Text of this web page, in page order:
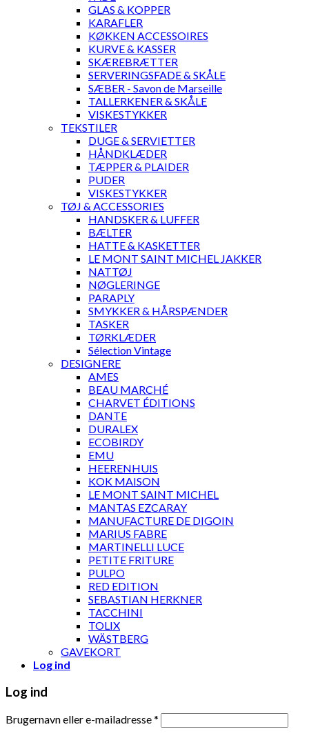
GLAS & KOPPER
KARAFLER
KØKKEN ACCESSOIRES
KURVE & KASSER
SKÆREBRÆTTER
SERVERINGSFADE & SKÅLE
SÆBER - Savon de Marseille
TALLERKENER & SKÅLE
VISKESTYKKER
TEKSTILER
DUGE & SERVIETTER
HÅNDKLÆDER
TÆPPER & PLAIDER
PUDER
VISKESTYKKER
TØJ & ACCESSORIES
HANDSKER & LUFFER
BÆLTER
HATTE & KASKETTER
LE MONT SAINT MICHEL JAKKER
NATTØJ
NØGLERINGE
PARAPLY
SMYKKER & HÅRSPÆNDER
TASKER
TØRKLÆDER
Sélection Vintage
DESIGNERE
AMES
BEAU MARCHÉ
CHARVET ÉDITIONS
DANTE
DURALEX
ECOBIRDY
EMU
HEERENHUIS
KOK MAISON
LE MONT SAINT MICHEL
MANTAS EZCARAY
MANUFACTURE DE DIGOIN
MARIUS FABRE
MARTINELLI LUCE
PETITE FRITURE
PULPO
RED EDITION
SEBASTIAN HERKNER
TACCHINI
TOLIX
WÄSTBERG
GAVEKORT
Log ind
Log ind
Brugernavn eller e-mailadresse*